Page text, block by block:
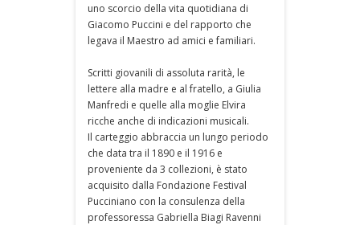
uno scorcio della vita quotidiana di
Giacomo Puccini e del rapporto che
legava il Maestro ad amici e familiari.
Scritti giovanili di assoluta rarità, le
lettere alla madre e al fratello, a Giulia
Manfredi e quelle alla moglie Elvira
ricche anche di indicazioni musicali.
Il carteggio abbraccia un lungo periodo
che data tra il 1890 e il 1916 e
proveniente da 3 collezioni, è stato
acquisito dalla Fondazione Festival
Pucciniano con la consulenza della
professoressa Gabriella Biagi Ravenni